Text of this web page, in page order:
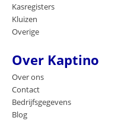
Kasregisters
Kluizen
Overige
Over Kaptino
Over ons
Contact
Bedrijfsgegevens
Blog